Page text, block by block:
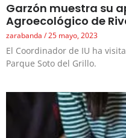
Garzón muestra su
Agroecológico de
zarabanda 25 mayo, 2023
El Coordinador de IU ha
Parque Soto del Grillo.